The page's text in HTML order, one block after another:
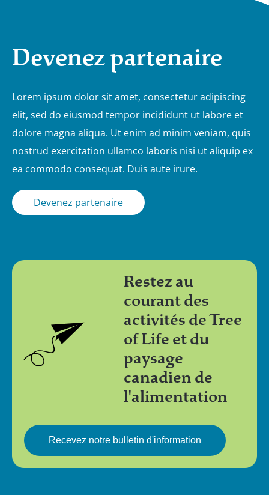
Devenez partenaire
Lorem ipsum dolor sit amet, consectetur adipiscing
elit, sed do eiusmod tempor incididunt ut labore et
dolore magna aliqua. Ut enim ad minim veniam, quis
nostrud exercitation ullamco laboris nisi ut aliquip ex
ea commodo consequat. Duis aute irure.
Devenez partenaire
Restez au
courant des
activités de Tree
of Life et du
paysage
canadien de
l'alimentation
Recevez notre bulletin d'information